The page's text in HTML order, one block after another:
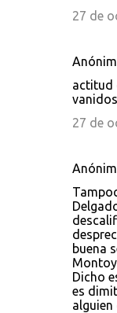
27 de
actitud
27 de
buena
Dicho
es